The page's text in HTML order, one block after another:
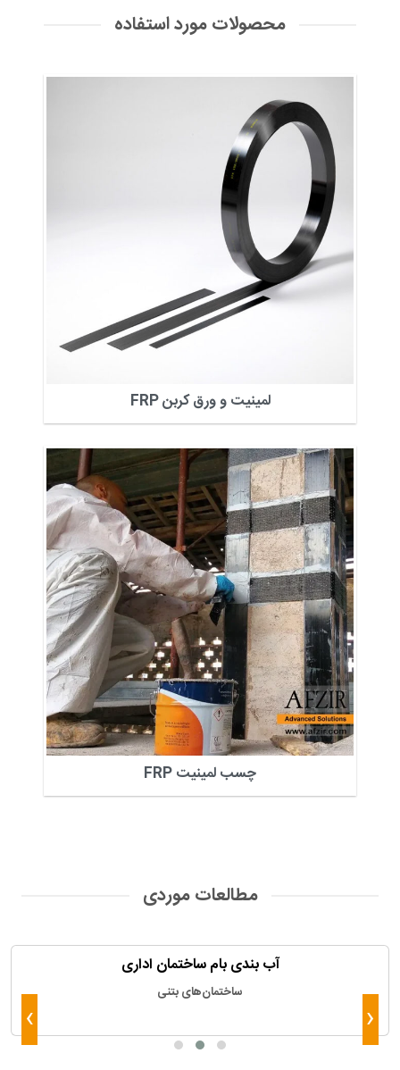
محصولات مورد استفاده
لمینیت و ورق کربن FRP
چسب لمینیت FRP
مطالعات موردی
آب بندی بام ساختمان اداری
ساختمان‌های بتنی
‹
›